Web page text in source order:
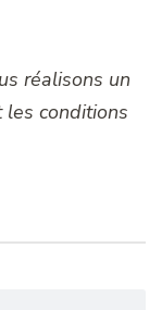
réalisons un
conditions